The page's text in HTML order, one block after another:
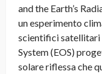
and the Earth’s
un esperimento
scientifici satellitari
System (EOS)
solare riflessa che